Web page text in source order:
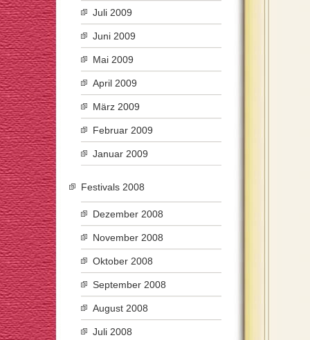
Juli 2009
Juni 2009
Mai 2009
April 2009
März 2009
Februar 2009
Januar 2009
Festivals 2008
Dezember 2008
November 2008
Oktober 2008
September 2008
August 2008
Juli 2008